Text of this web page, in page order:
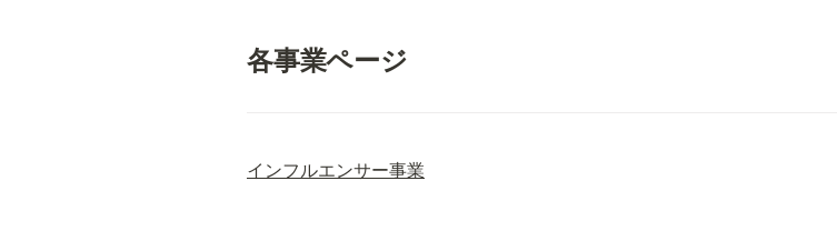
各事業ページ
インフルエンサー事業